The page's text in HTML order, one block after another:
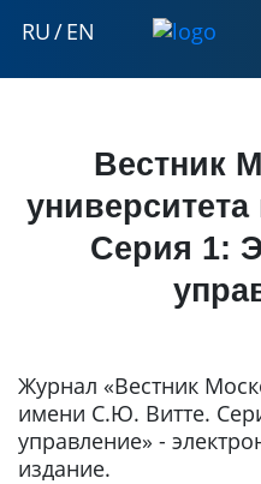
RU/EN
Вестник
Серия 1:
Журнал «Вестник
имени С.Ю. Витте.
управление» -
издание.